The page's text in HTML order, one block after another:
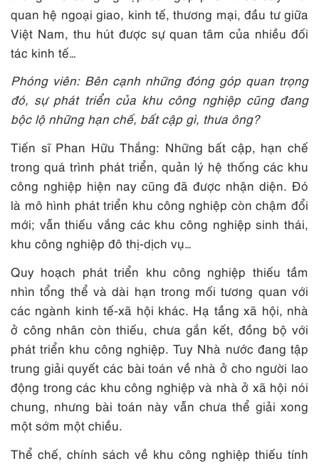
quan hệ ngoại giao, kinh tế, thương mại, đầu tư giữa
Việt Nam, thu hút được sự quan tâm của nhiều đối
tác kinh tế…
Phóng viên: Bên cạnh những đóng góp quan trọng
đó, sự phát triển của khu công nghiệp cũng đang
bộc lộ những hạn chế, bất cập gì, thưa ông?
Tiến sĩ Phan Hữu Thắng: Những bất cập, hạn chế
trong quá trình phát triển, quản lý hệ thống các khu
công nghiệp hiện nay cũng đã được nhận diện. Đó
là mô hình phát triển khu công nghiệp còn chậm đổi
mới; vẫn thiếu vắng các khu công nghiệp sinh thái,
khu công nghiệp đô thị-dịch vụ…
Quy hoạch phát triển khu công nghiệp thiếu tầm
nhìn tổng thể và dài hạn trong mối tương quan với
các ngành kinh tế-xã hội khác. Hạ tầng xã hội, nhà
ở công nhân còn thiếu, chưa gắn kết, đồng bộ với
phát triển khu công nghiệp. Tuy Nhà nước đang tập
trung giải quyết các bài toán về nhà ở cho người lao
động trong các khu công nghiệp và nhà ở xã hội nói
chung, nhưng bài toán này vẫn chưa thể giải xong
một sớm một chiều.
Thể chế, chính sách về khu công nghiệp thiếu tính